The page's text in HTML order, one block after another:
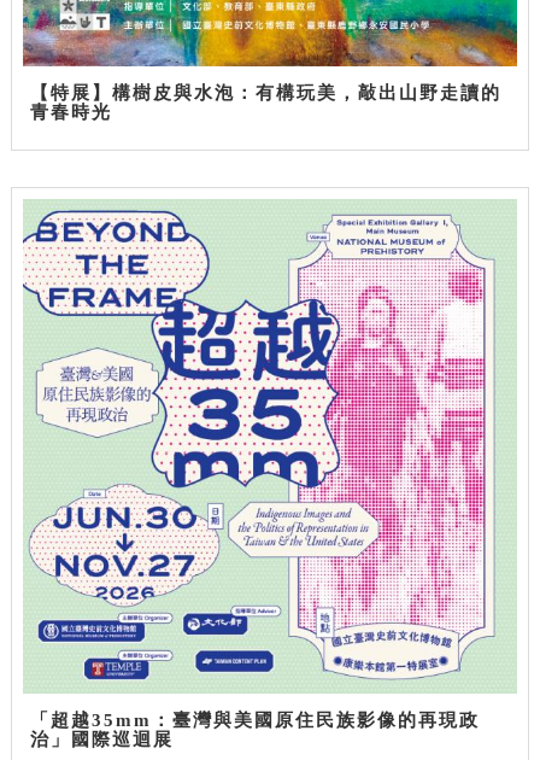
【特展】構樹皮與水泡：有構玩美，敲出山野走讀的
青春時光
「超越35mm：臺灣與美國原住民族影像的再現政
治」國際巡迴展